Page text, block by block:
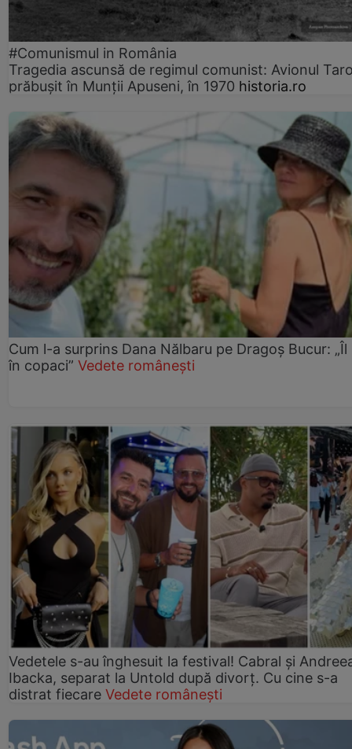
#Comunismul in România
Tragedia ascunsă de regimul comunist: Avionul
prăbușit în Munții Apuseni, în 1970 historia.ro
Cum l-a surprins Dana Nălbaru pe Dragoș Bucur: „Îl
în copaci” Vedete românești
Vedetele s-au înghesuit la festival! Cabral și
Ibacka, separat la Untold după divorț. Cu cine s-a
distrat fiecare Vedete românești